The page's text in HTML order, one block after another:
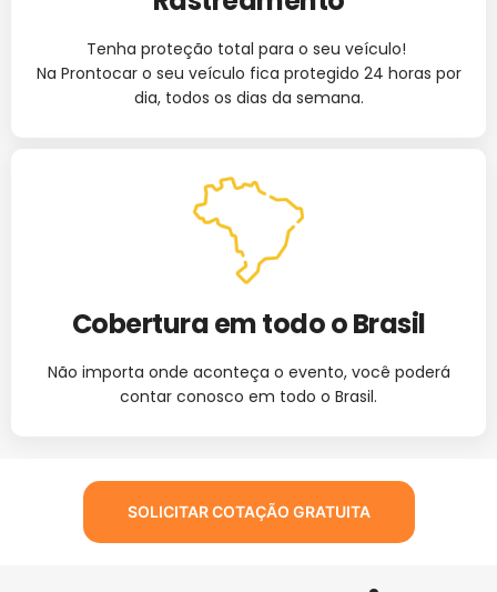
Tenha proteção total para o seu veículo!
Na Prontocar o seu veículo fica protegido 24 horas por
dia, todos os dias da semana.
Cobertura em todo o Brasil
Não importa onde aconteça o evento, você poderá
contar conosco em todo o Brasil.
SOLICITAR COTAÇÃO GRATUITA